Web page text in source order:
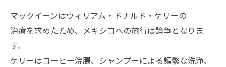
マックイーンはウィリアム・ドナルド・ケリーの
治療を求めたため、メキシコへの旅行は論争となりま
す。
ケリーはコーヒー浣腸、シャンプーによる頻繁な洗浄、